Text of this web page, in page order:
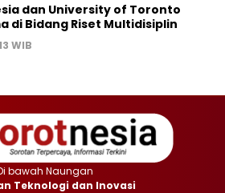
dan University of Toronto
di Bidang Riset Multidisiplin
WIB
bawah Naungan
Teknologi dan Inovasi